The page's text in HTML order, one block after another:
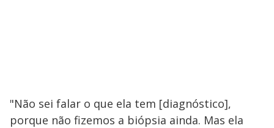
"Não sei falar o que ela tem [diagnóstico],
porque não fizemos a biópsia ainda. Mas ela